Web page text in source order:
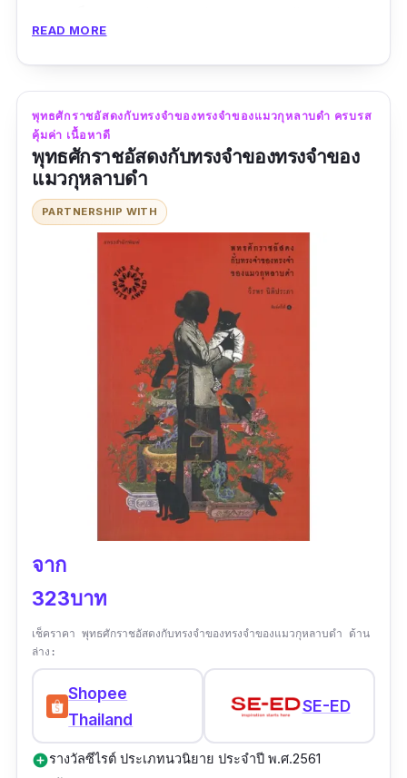
ของเส้นทางชีวิตคนเราทำให้เห็นปมต่าง ๆ ได้
อย่างชัดเจน โดยผสมผสานกับเรื่องเล่าตำนาน
ความเชื่อทางศาสนาทำให้เรื่องนี้มีความน่าอ่าน
มาก ๆ เลยค่ะ
ข้อมูลเฉพาะ
ประเภท :นวนิยาย
อนุสรณ์ มาราสา
สำนักพิมพ์ :บลูเบิร์ด
ยังไม่พบรีวิว
READ MORE
พุทธศักราชอัสดงกับทรงจำของทรงจำของแมวกุหลาบดำ ครบรส
คุ้มค่า เนื้อหาดี
พุทธศักราชอัสดงกับทรงจำของทรงจำของ
แมวกุหลาบดำ
PARTNERSHIP WITH
จาก
323บาท
เช็คราคา พุทธศักราชอัสดงกับทรงจำของทรงจำของแมวกุหลาบดำ ด้าน
ล่าง:
Shopee
Thailand
SE-ED
add_circleรางวัลซีไรต์ ประเภทนวนิยาย ประจำปี พ.ศ.2561